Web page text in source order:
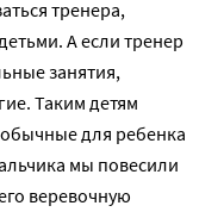
тренера,
А если тренер
занятия,
Таким детям
обычные для ребенка
мы повесили
веревочную